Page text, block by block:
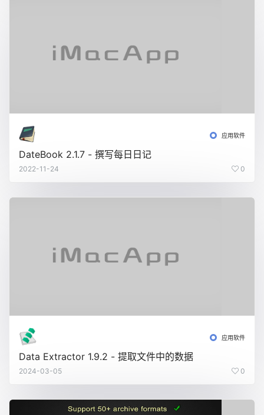
应用软件
DateBook 2.1.7 - 撰写每日日记
2022-11-24 0
应用软件
Data Extractor 1.9.2 - 提取文件中的数据
2024-03-05 0